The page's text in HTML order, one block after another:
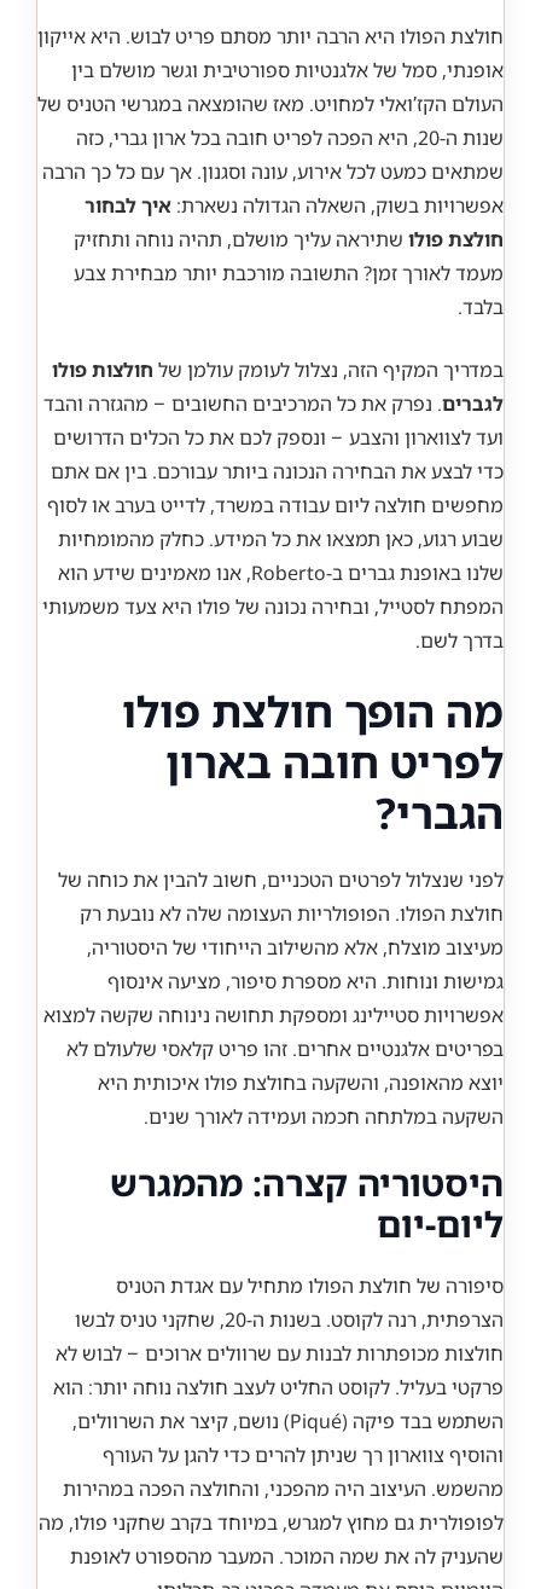
חולצת הפולו היא הרבה יותר מסתם פריט לבוש. היא אייקון
אופנתי, סמל של אלגנטיות ספורטיבית וגשר מושלם בין
העולם הקז’ואלי למחויט. מאז שהומצאה במגרשי הטניס של
שנות ה-20, היא הפכה לפריט חובה בכל ארון גברי, כזה
שמתאים כמעט לכל אירוע, עונה וסגנון. אך עם כל כך הרבה
אפשרויות בשוק, השאלה הגדולה נשארת: איך לבחור
חולצת פולו שתיראה עליך מושלם, תהיה נוחה ותחזיק
מעמד לאורך זמן? התשובה מורכבת יותר מבחירת צבע
בלבד.
במדריך המקיף הזה, נצלול לעומק עולמן של חולצות פולו
לגברים. נפרק את כל המרכיבים החשובים – מהגזרה והבד
ועד לצווארון והצבע – ונספק לכם את כל הכלים הדרושים
כדי לבצע את הבחירה הנכונה ביותר עבורכם. בין אם אתם
מחפשים חולצה ליום עבודה במשרד, לדייט בערב או לסוף
שבוע רגוע, כאן תמצאו את כל המידע. כחלק מהמומחיות
שלנו באופנת גברים ב-Roberto, אנו מאמינים שידע הוא
המפתח לסטייל, ובחירה נכונה של פולו היא צעד משמעותי
בדרך לשם.
מה הופך חולצת פולו
לפריט חובה בארון
הגברי?
לפני שנצלול לפרטים הטכניים, חשוב להבין את כוחה של
חולצת הפולו. הפופולריות העצומה שלה לא נובעת רק
מעיצוב מוצלח, אלא מהשילוב הייחודי של היסטוריה,
גמישות ונוחות. היא מספרת סיפור, מציעה אינסוף
אפשרויות סטיילינג ומספקת תחושה נינוחה שקשה למצוא
בפריטים אלגנטיים אחרים. זהו פריט קלאסי שלעולם לא
יוצא מהאופנה, והשקעה בחולצת פולו איכותית היא
השקעה במלתחה חכמה ועמידה לאורך שנים.
היסטוריה קצרה: מהמגרש
ליום-יום
סיפורה של חולצת הפולו מתחיל עם אגדת הטניס
הצרפתית, רנה לקוסט. בשנות ה-20, שחקני טניס לבשו
חולצות מכופתרות לבנות עם שרוולים ארוכים – לבוש לא
פרקטי בעליל. לקוסט החליט לעצב חולצה נוחה יותר: הוא
השתמש בבד פיקה (Piqué) נושם, קיצר את השרוולים,
והוסיף צווארון רך שניתן להרים כדי להגן על העורף
מהשמש. העיצוב היה מהפכני, והחולצה הפכה במהירות
לפופולרית גם מחוץ למגרש, במיוחד בקרב שחקני פולו, מה
שהעניק לה את שמה המוכר. המעבר מהספורט לאופנת